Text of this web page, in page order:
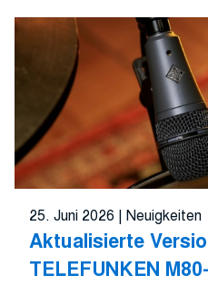
25. Juni 2026 | Neuigkeiten
Aktualisierte
TELEFUNKEN